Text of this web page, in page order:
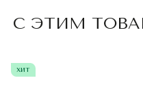
С ЭТИМ
хит
зарегистрируйтесь,
чтобы добавить товар в